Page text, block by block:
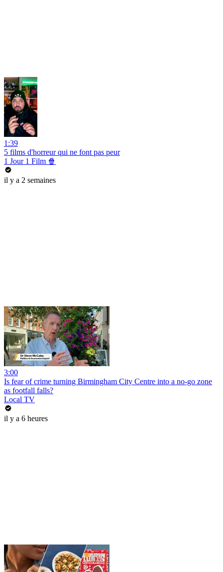
1:39
5 films d'horreur qui ne font pas peur
1 Jour 1 Film 🍿
il y a 2 semaines
3:00
Is fear of crime turning Birmingham City Centre into a no-go zone
as footfall falls?
Local TV
il y a 6 heures